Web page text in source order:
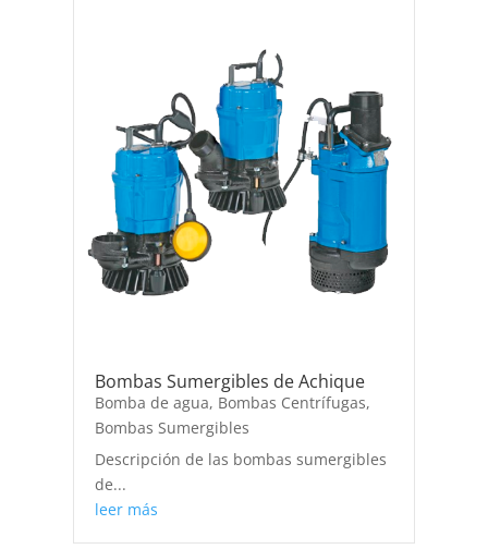
Bombas Sumergibles de Achique
Bomba de agua, Bombas Centrífugas,
Bombas Sumergibles
Descripción de las bombas sumergibles
de...
leer más